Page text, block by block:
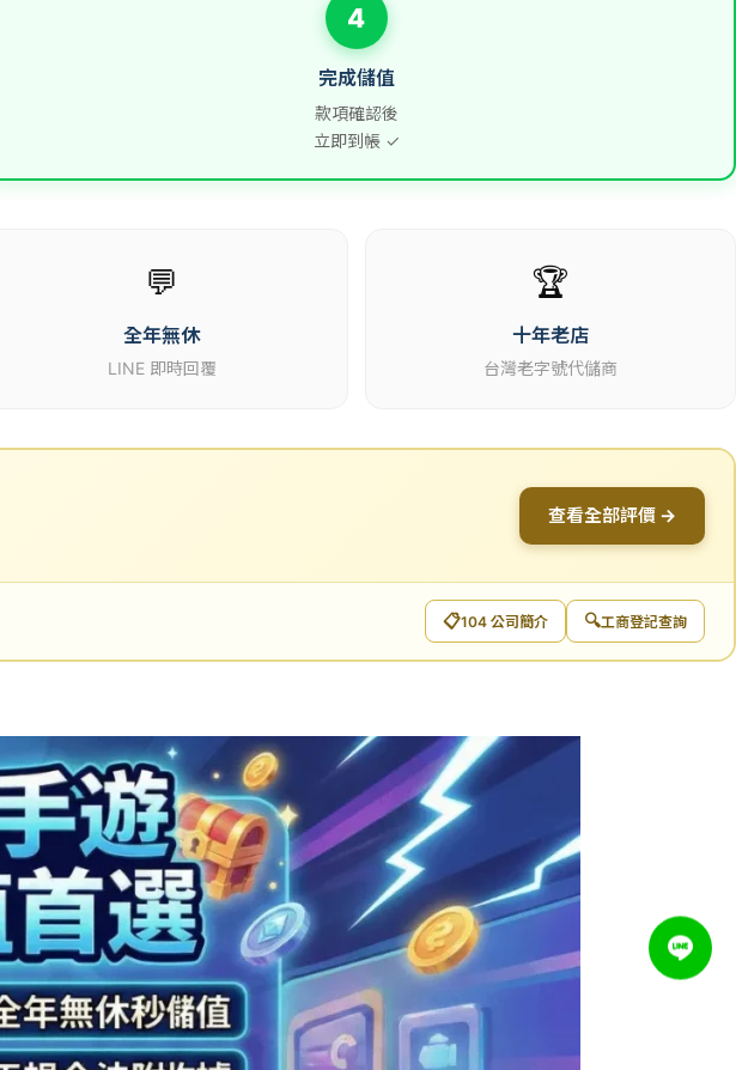
4
完成儲值
款項確認後
立即到帳 ✓
💬
全年無休
LINE 即時回覆
🏆
十年老店
台灣老字號代儲商
查看全部評價 →
📋104 公司簡介 🔍工商登記查詢